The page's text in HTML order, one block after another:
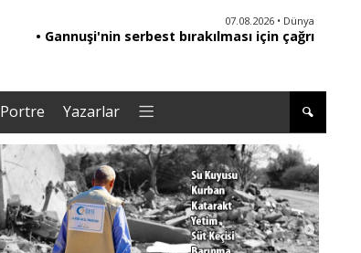
07.08.2026 • Dünya
• Gannuşi'nin serbest bırakılması için çağrı
06.08.2026 • Yorum - Analiz
• Ebeveynliğin Kalbi: Duygusal Zekâ ile Çocuk
Portre Yazarlar